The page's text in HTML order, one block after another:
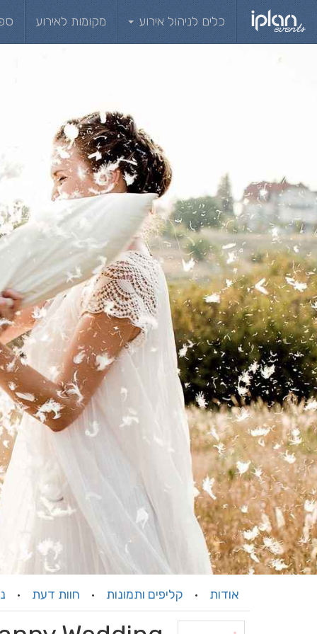
כלים לניהול אירוע מקומות לאירוע
אודות · קליפים ותמונות · חוות דעת ·